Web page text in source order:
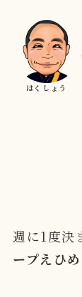
はくしょう
週に1度決
ープえひめ